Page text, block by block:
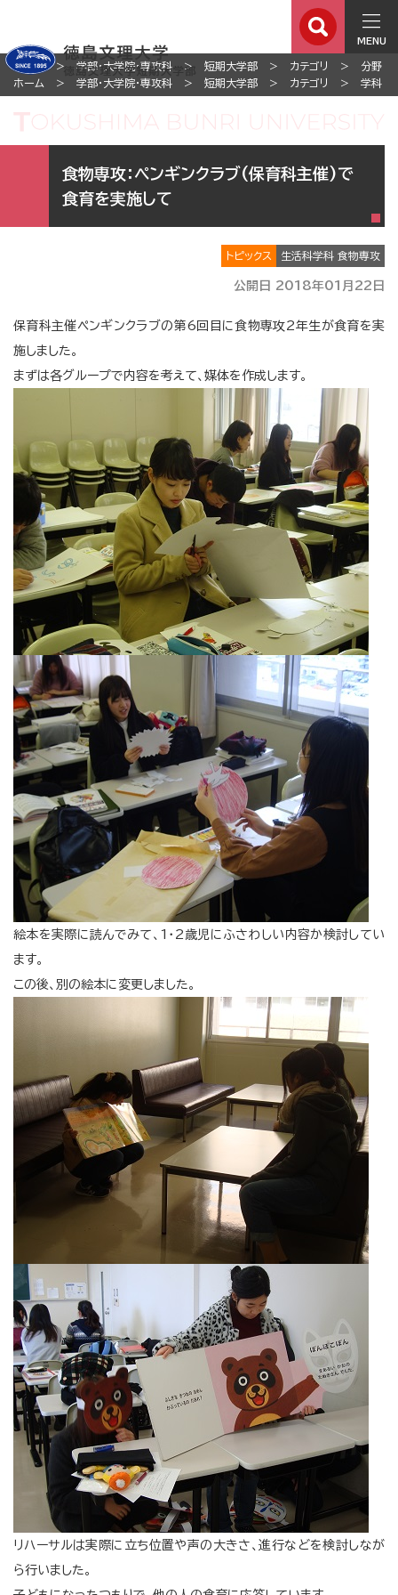
MENU
ホーム 学部・大学院・専攻科 短期大学部 カテゴリ
分野
ホーム
学部・大学院・専攻科 短期大学部 カテゴリ 学科
食物専攻：ペンギンクラブ(保育科主催)で
食育を実施して
トピックス 生活科学科 食物専攻
公開日 2018年01月22日
保育科主催ペンギンクラブの第6回目に食物専攻2年生が食育を実
施しました。
まずは各グループで内容を考えて、媒体を作成します。
絵本を実際に読んでみて、1・2歳児にふさわしい内容か検討してい
ます。
この後、別の絵本に変更しました。
リハーサルは実際に立ち位置や声の大きさ、進行などを検討しなが
ら行いました。